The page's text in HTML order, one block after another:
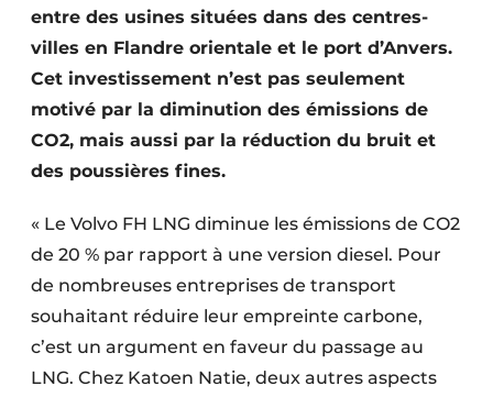
Construction bois
Contrôle d’accès
Éclairage
Façades
Géotextiles
Infrastructures souterraines et égouttage
entre des usines situées dans des centres-
villes en Flandre orientale et le port d’Anvers.
Cet investissement n’est pas seulement
motivé par la diminution des émissions de
CO2, mais aussi par la réduction du bruit et
des poussières fines.
« Le Volvo FH LNG diminue les émissions de CO2
de 20 % par rapport à une version diesel. Pour
de nombreuses entreprises de transport
souhaitant réduire leur empreinte carbone,
c’est un argument en faveur du passage au
LNG. Chez Katoen Natie, deux autres aspects